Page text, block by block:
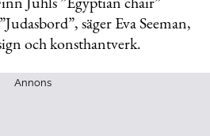
säger Eva Seeman,
och konsthantverk.
Annons